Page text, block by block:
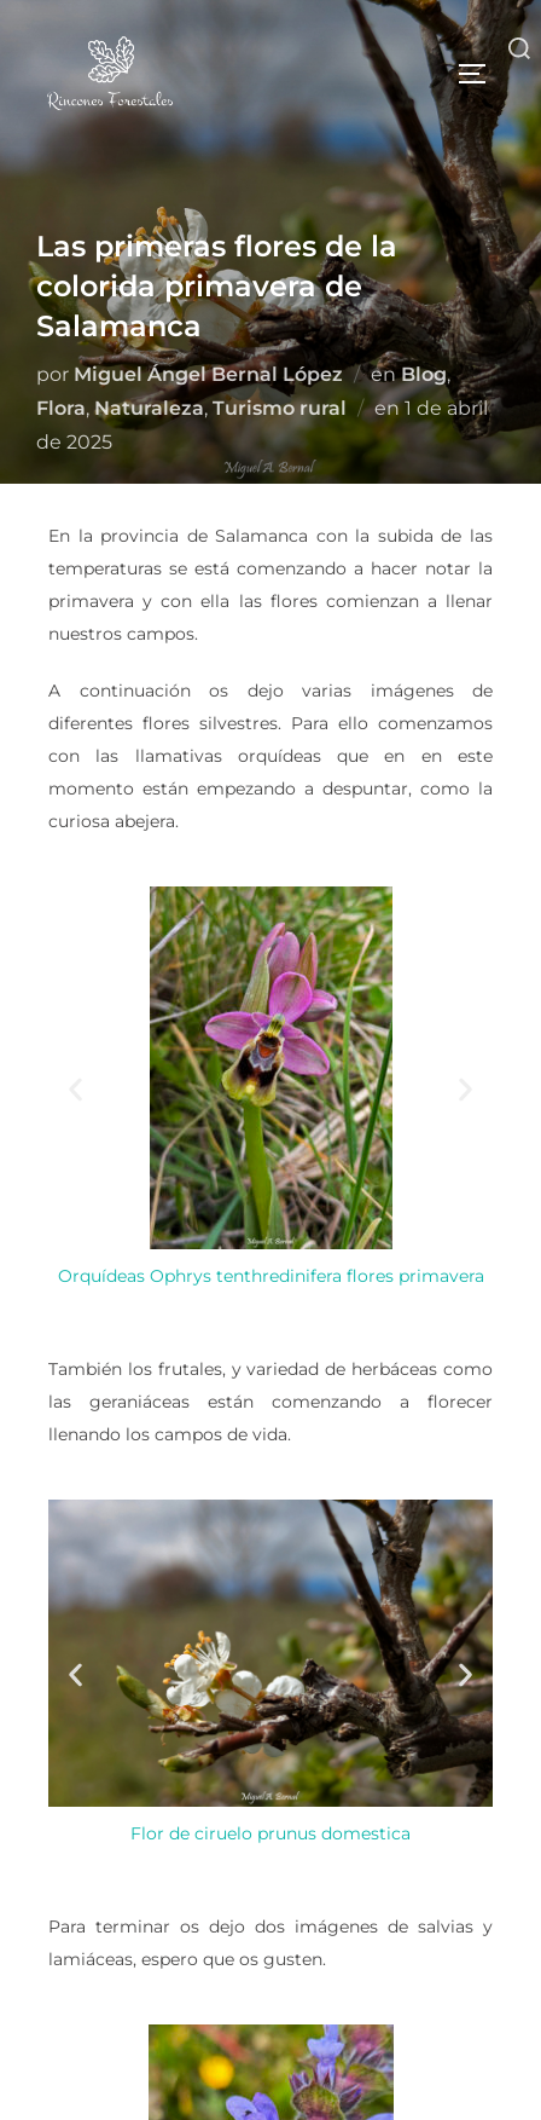
Las primeras flores de la
colorida primavera de
Salamanca
por Miguel Ángel Bernal López enBlog,
Flora, Naturaleza, Turismo rural en1 de abril
de 2025
En la provincia de Salamanca con la subida de las
temperaturas se está comenzando a hacer notar la
primavera y con ella las flores comienzan a llenar
nuestros campos.
A continuación os dejo varias imágenes de
diferentes flores silvestres. Para ello comenzamos
con las llamativas orquídeas que en en este
momento están empezando a despuntar, como la
curiosa abejera.
Orquídeas Ophrys tenthredinifera flores primavera
También los frutales, y variedad de herbáceas como
las geraniáceas están comenzando a florecer
llenando los campos de vida.
Flor de ciruelo prunus domestica
Para terminar os dejo dos imágenes de salvias y
lamiáceas, espero que os gusten.